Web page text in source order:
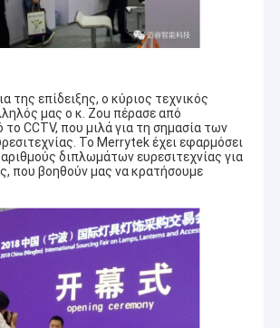
της επίδειξης, ο κύριος τεχνικός
μας ο κ. Zou πέρασε από
το CCTV, που μιλά για τη σημασία των
Το Merrytek έχει εφαρμόσει
διπλωμάτων ευρεσιτεχνίας για
που βοηθούν μας να κρατήσουμε
στον έξυπνο έλεγχο του
καινοτομήστε συνεχώς